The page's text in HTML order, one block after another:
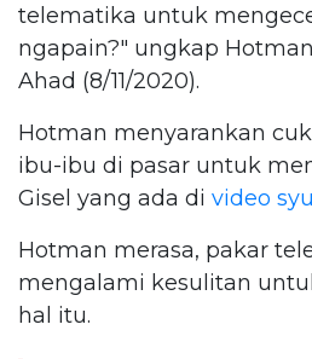
telematika untuk
ngapain?" ungkap
Ahad (8/11/2020).
Hotman menyarankan
ibu-ibu di pasar untuk
Gisel yang ada di video
Hotman merasa, pakar
mengalami kesulitan
hal itu.